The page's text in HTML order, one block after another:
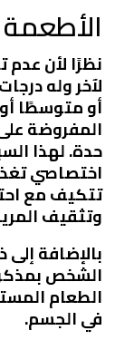
نظرًا لأن
لآخر وله
أو متوسطًا
المفروضة
حدة. لهذا
اختصاصي
تتكيف مع
وتثقيف
بالإضافة
الشخص
الطعام
في الجسم.